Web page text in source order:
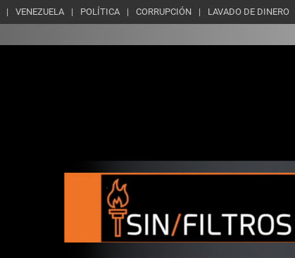
VENEZUELA POLÍTICA CORRUPCIÓN LAVADO DE DINERO